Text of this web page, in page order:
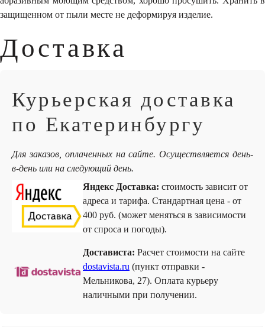
защищенном от пыли месте не деформируя изделие.
Доставка
Курьерская доставка
по Екатеринбургу
Для заказов, оплаченных на сайте. Осуществляется день-
в-день или на следующий день.
Яндекс Доставка: стоимость зависит от
адреса и тарифа. Стандартная цена - от
400 руб. (может меняться в зависимости
от спроса и погоды).
Достависта: Расчет стоимости на сайте
dostavista.ru (пункт отправки -
Мельникова, 27). Оплата курьеру
наличными при получении.